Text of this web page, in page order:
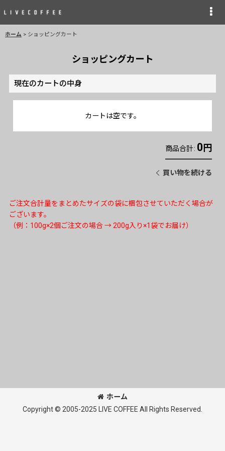
ホーム > ショッピングカート
ショッピングカート
現在のカートの中身
カートは空です。
商品合計: 0円
買い物を続ける
ご注文合計量をまとめたサイズの袋に梱包させていただく場合が
ございます。
（例：100g×2個ご注文の場合 → 200g入り×1袋でお届け）
ホーム
Copyright © 2005-2025 LIVE COFFEE All Rights Reserved.